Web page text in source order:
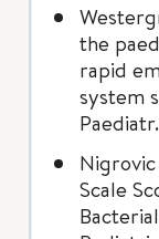
the
rapid
system
Nigrovic
Scale